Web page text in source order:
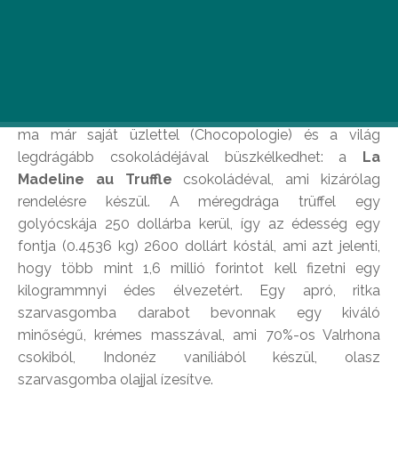
ma már saját üzlettel (Chocopologie) és a világ
legdrágább csokoládéjával büszkélkedhet: a
La
Madeline au Truffle csokoládéval, ami kizárólag
rendelésre készül. A méregdrága trüffel egy
golyócskája 250 dollárba kerül, így az édesség egy
fontja (0.4536 kg) 2600 dollárt kóstál, ami azt jelenti,
hogy több mint 1,6 millió forintot kell fizetni egy
kilogrammnyi édes élvezetért. Egy apró, ritka
szarvasgomba darabot bevonnak egy kiváló
minőségű, krémes masszával, ami 70%-os Valrhona
csokiból, Indonéz vaníliából készül, olasz
szarvasgomba olajjal ízesítve.